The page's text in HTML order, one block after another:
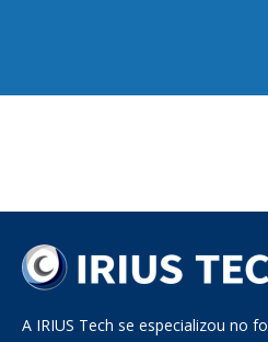
A IRIUS Tech se especializou no